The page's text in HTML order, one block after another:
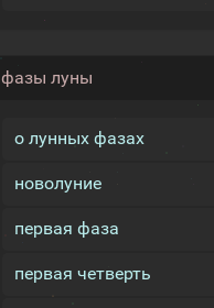
фазы луны
о лунных фазах
новолуние
первая фаза
первая четверть